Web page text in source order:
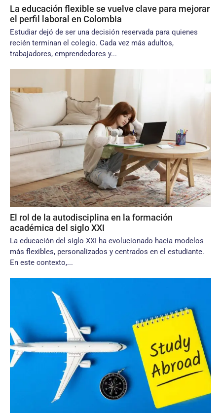
La educación flexible se vuelve clave para mejorar
el perfil laboral en Colombia
Estudiar dejó de ser una decisión reservada para quienes
recién terminan el colegio. Cada vez más adultos,
trabajadores, emprendedores y...
El rol de la autodisciplina en la formación
académica del siglo XXI
La educación del siglo XXI ha evolucionado hacia modelos
más flexibles, personalizados y centrados en el estudiante.
En este contexto,...